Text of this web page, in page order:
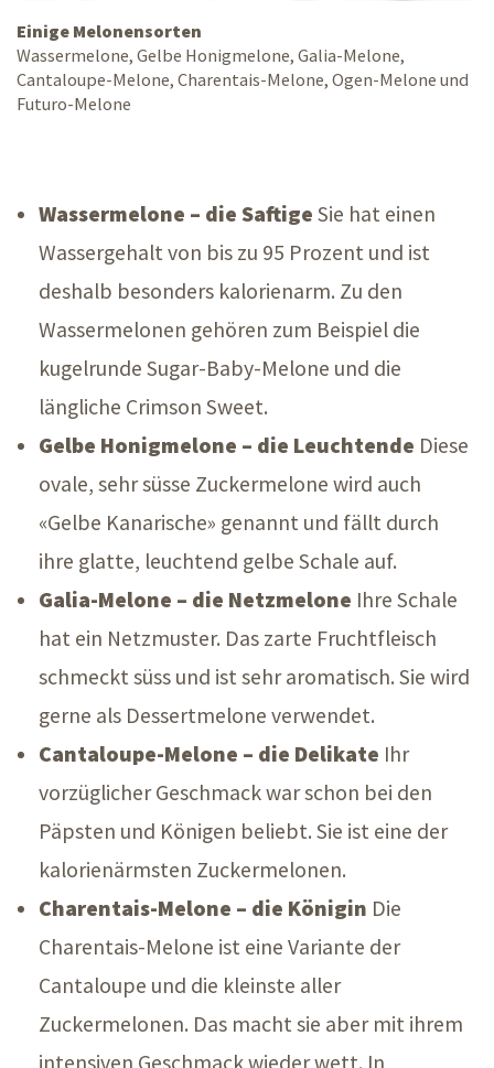
Einige Melonensorten
Wassermelone, Gelbe Honigmelone, Galia-Melone,
Cantaloupe-Melone, Charentais-Melone, Ogen-Melone und
Futuro-Melone
Wassermelone – die Saftige Sie hat einen
Wassergehalt von bis zu 95 Prozent und ist
deshalb besonders kalorienarm. Zu den
Wassermelonen gehören zum Beispiel die
kugelrunde Sugar-Baby-Melone und die
längliche Crimson Sweet.
Gelbe Honigmelone – die Leuchtende Diese
ovale, sehr süsse Zuckermelone wird auch
«Gelbe Kanarische» genannt und fällt durch
ihre glatte, leuchtend gelbe Schale auf.
Galia-Melone – die Netzmelone Ihre Schale
hat ein Netzmuster. Das zarte Fruchtfleisch
schmeckt süss und ist sehr aromatisch. Sie wird
gerne als Dessertmelone verwendet.
Cantaloupe-Melone – die Delikate Ihr
vorzüglicher Geschmack war schon bei den
Päpsten und Königen beliebt. Sie ist eine der
kalorienärmsten Zuckermelonen.
Charentais-Melone – die Königin Die
Charentais-Melone ist eine Variante der
Cantaloupe und die kleinste aller
Zuckermelonen. Das macht sie aber mit ihrem
intensiven Geschmack wieder wett. In